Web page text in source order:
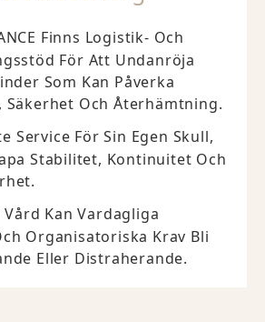
Finns Logistik- Och
För Att Undanröja
Som Kan Påverka
Säkerhet Och Återhämtning.
Service För Sin Egen Skull,
Stabilitet, Kontinuitet Och
Kan Vardagliga
Organisatoriska Krav Bli
Eller Distraherande.